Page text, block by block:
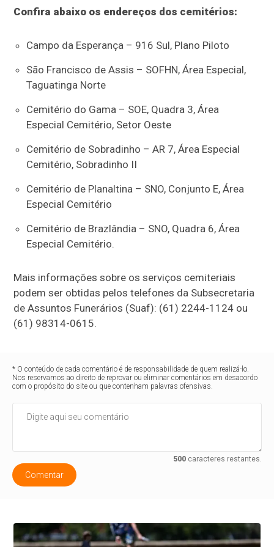
Confira abaixo os endereços dos cemitérios:
Campo da Esperança – 916 Sul, Plano Piloto
São Francisco de Assis – SOFHN, Área Especial,
Taguatinga Norte
Cemitério do Gama – SOE, Quadra 3, Área
Especial Cemitério, Setor Oeste
Cemitério de Sobradinho – AR 7, Área Especial
Cemitério, Sobradinho II
Cemitério de Planaltina – SNO, Conjunto E, Área
Especial Cemitério
Cemitério de Brazlândia – SNO, Quadra 6, Área
Especial Cemitério.
Mais informações sobre os serviços cemiteriais
podem ser obtidas pelos telefones da Subsecretaria
de Assuntos Funerários (Suaf): (61) 2244-1124 ou
(61) 98314-0615.
* O conteúdo de cada comentário é de responsabilidade de quem realizá-lo.
Nos reservamos ao direito de reprovar ou eliminar comentários em desacordo
com o propósito do site ou que contenham palavras ofensivas.
500caracteres restantes.
Comentar